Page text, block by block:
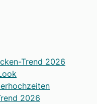
Trend 2026
2026